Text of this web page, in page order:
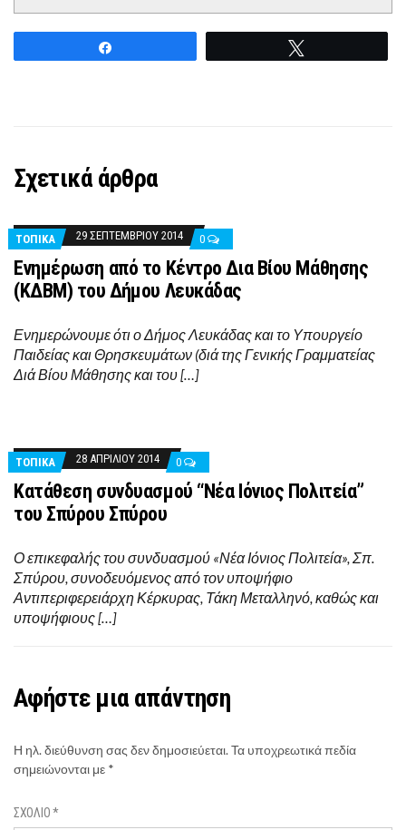
Σχετικά άρθρα
ΤΟΠΙΚΑ 29 ΣΕΠΤΕΜΒΡΊΟΥ 2014 0
Ενημέρωση από το Κέντρο Δια Βίου Μάθησης
(ΚΔΒΜ) του Δήμου Λευκάδας
Ενημερώνουμε ότι ο Δήμος Λευκάδας και το Υπουργείο
Παιδείας και Θρησκευμάτων (διά της Γενικής Γραμματείας
Διά Βίου Μάθησης και του […]
ΤΟΠΙΚΑ 28 ΑΠΡΙΛΊΟΥ 2014 0
Κατάθεση συνδυασμού “Νέα Ιόνιος Πολιτεία”
του Σπύρου Σπύρου
Ο επικεφαλής του συνδυασμού «Νέα Ιόνιος Πολιτεία», Σπ.
Σπύρου, συνοδευόμενος από τον υποψήφιο
Αντιπεριφερειάρχη Κέρκυρας, Τάκη Μεταλληνό, καθώς και
υποψήφιους […]
Αφήστε μια απάντηση
Η ηλ. διεύθυνση σας δεν δημοσιεύεται.Τα υποχρεωτικά πεδία
σημειώνονται με *
ΣΧΌΛΙΟ*